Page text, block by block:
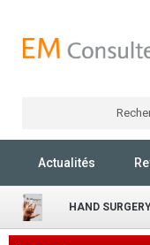
Actualités
HAND